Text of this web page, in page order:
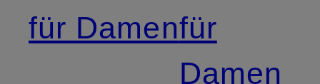
für Damenfür
Damen